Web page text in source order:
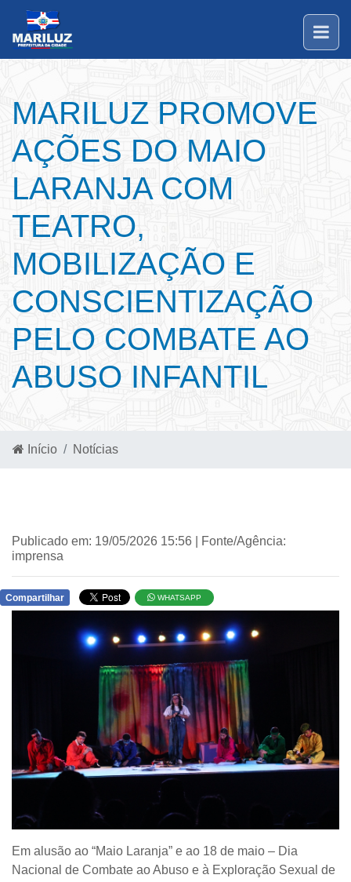
MARILUZ PROMOVE
AÇÕES DO MAIO
LARANJA COM
TEATRO,
MOBILIZAÇÃO E
CONSCIENTIZAÇÃO
PELO COMBATE AO
ABUSO INFANTIL
Início Notícias
Publicado em: 19/05/2026 15:56 | Fonte/Agência:
imprensa
Compartilhar WHATSAPP
Em alusão ao “Maio Laranja” e ao 18 de maio – Dia
Nacional de Combate ao Abuso e à Exploração Sexual de